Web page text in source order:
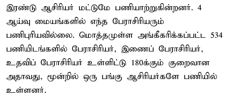
இரண்டு ஆசிரியர் மட்டுமே பணியாற்றுகின்றனர். 4
ஆய்வு மையங்களில் எந்த பேராசிரியரும்
பணிபுரியவில்லை. மொத்தமுள்ள அங்கீகரிக்கப்பட்ட 534
பணியிடங்களில் பேராசிரியர், இணைப் பேராசிரியர்,
உதவிப் பேராசிரியர் உள்ளிட்டு 180க்கும் குறைவான
அதாவது, மூன்றில் ஒரு பங்கு ஆசிரியர்களே பணியில்
உள்ளனர்.